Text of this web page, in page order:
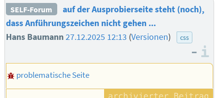
SELF-Forum
auf der Ausprobierseite steht (noch),
dass Anführungszeichen nicht gehen ...
Hans Baumann27.12.2025 12:13 (Versionen) css
–
problematische Seite